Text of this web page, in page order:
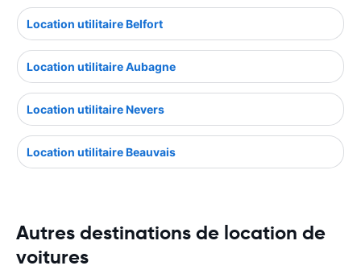
Location utilitaire Belfort
Location utilitaire Aubagne
Location utilitaire Nevers
Location utilitaire Beauvais
Autres destinations de location de
voitures